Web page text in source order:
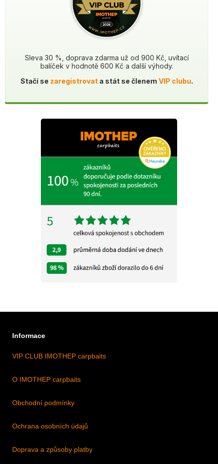
Sleva 30 %, doprava zdarma už od 900 Kč, uvítací
balíček v hodnotě 600 Kč a další výhody.
Stačí se zaregistrovata stát se členem VIP clubu.
Informace
VIP CLUB IMOTHEP carpbaits
O IMOTHEP carpbaits
Obchodní podmínky
Ochrana osobních údajů
Doprava a způsoby platby